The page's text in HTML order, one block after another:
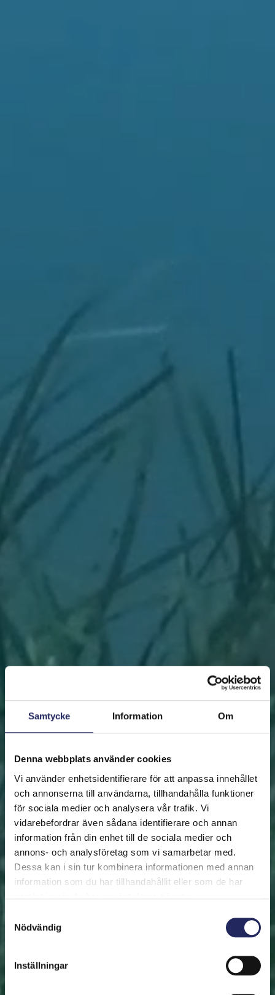
Samtycke Information Om
Denna webbplats använder cookies
Vi använder enhetsidentifierare för att anpassa innehållet
och annonserna till användarna, tillhandahålla funktioner
för sociala medier och analysera vår trafik. Vi
vidarebefordrar även sådana identifierare och annan
information från din enhet till de sociala medier och
annons- och analysföretag som vi samarbetar med.
Dessa kan i sin tur kombinera informationen med annan
information som du har tillhandahållit eller som de har
Nödvändig
Inställningar
FRAMSIDAN HJÄLP ÖSTERSJÖN RÄDDA EN BIT
Rädda en bit
Hjälp oss att rädda Östersjön. Du kan också ge den
räddade biten som en present. En bit av Östersjön är